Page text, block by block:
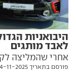
היבואניות
לאבד מותגים
אחרי שהמליצה
למותג הסיני
פורסם בתאריך 24-11-2025